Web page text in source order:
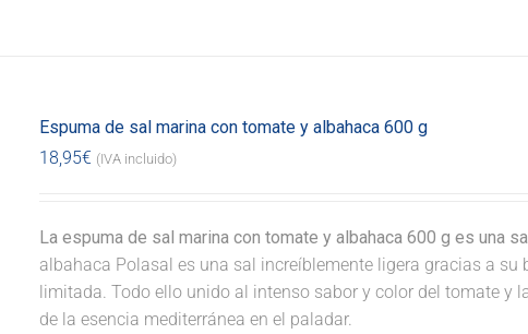
Espuma de sal marina con tomate y albahaca 600 g
18,95€ (IVA incluido)
La espuma de sal marina con tomate y albahaca 600 g es una
albahaca Polasal es una sal increíblemente ligera gracias a
limitada. Todo ello unido al intenso sabor y color del tomate y
de la esencia mediterránea en el paladar.